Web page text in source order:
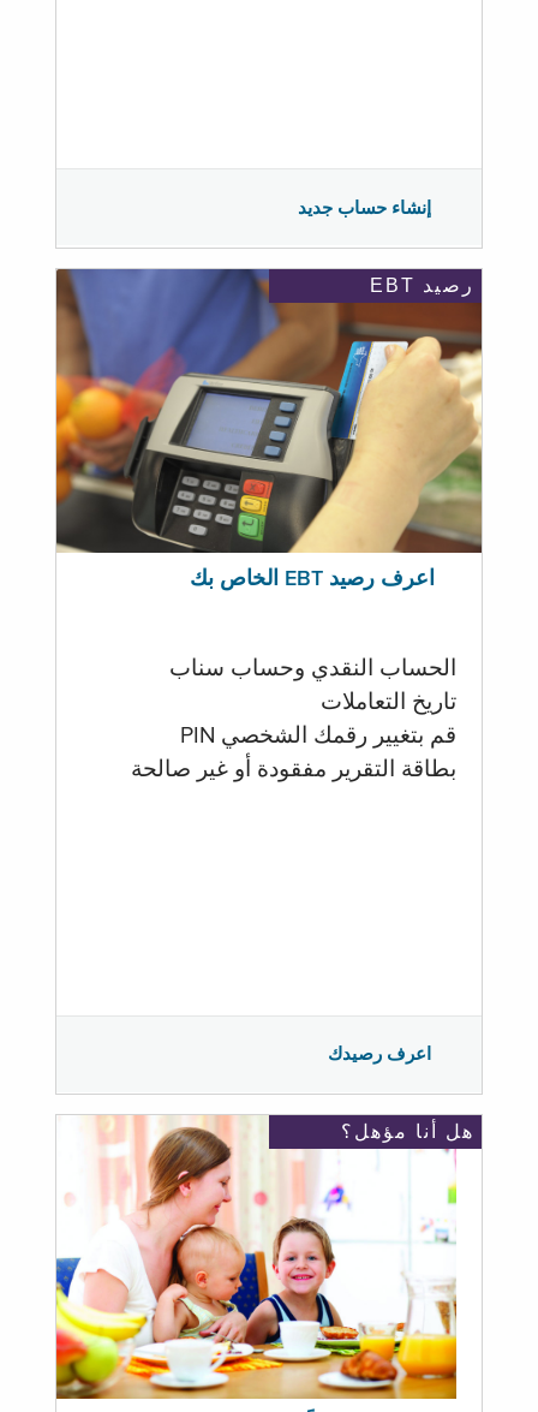
إنشاء حساب جديد
رصيد EBT
اعرف رصيد EBT الخاص بك
الحساب النقدي وحساب سناب
تاريخ التعاملات
قم بتغيير رقمك الشخصي PIN
بطاقة التقرير مفقودة أو غير صالحة
اعرف رصيدك
هل أنا مؤهل؟